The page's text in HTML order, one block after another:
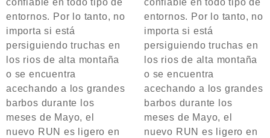
entornos. Por lo tanto, no
importa si está
persiguiendo truchas en
los rios de alta montaña
o se encuentra
acechando a los grandes
barbos durante los
meses de Mayo, el
nuevo RUN es ligero en
entornos. Por lo tanto, no
importa si está
persiguiendo truchas en
los rios de alta montaña
o se encuentra
acechando a los grandes
barbos durante los
meses de Mayo, el
nuevo RUN es ligero en